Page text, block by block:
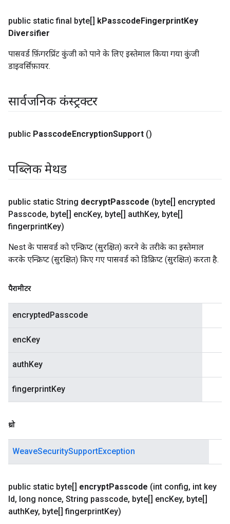
public static final byte[] kPasscodeFingerprintKey
Diversifier
पासवर्ड फ़िंगरप्रिंट कुंजी को पाने के लिए इस्तेमाल किया गया कुंजी
डाइवर्सिफ़ायर.
सार्वजनिक कंस्ट्रक्टर
public PasscodeEncryptionSupport ()
पब्लिक मेथड
public static String decryptPasscode (byte[] encrypted
Passcode, byte[] encKey, byte[] authKey, byte[]
fingerprintKey)
Nest के पासवर्ड को एन्क्रिप्ट (सुरक्षित) करने के तरीके का इस्तेमाल
करके एन्क्रिप्ट (सुरक्षित) किए गए पासवर्ड को डिक्रिप्ट (सुरक्षित) करता है.
पैरामीटर
encryptedPasscode
encKey
authKey
fingerprintKey
थ्रो
WeaveSecuritySupportException
public static byte[] encryptPasscode (int config, int key
Id, long nonce, String passcode, byte[] encKey, byte[]
authKey, byte[] fingerprintKey)